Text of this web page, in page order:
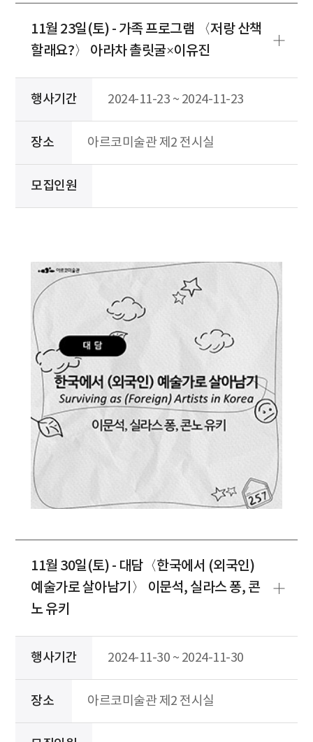
11월 23일(토) - 가족 프로그램 〈저랑 산책
할래요?〉 아라차 촐릿굴×이유진
행사기간 2024-11-23 ~ 2024-11-23
장소 아르코미술관 제2 전시실
모집인원
11월 30일(토) - 대담〈한국에서 (외국인)
예술가로 살아남기〉 이문석, 실라스 퐁, 콘
노 유키
행사기간 2024-11-30 ~ 2024-11-30
장소 아르코미술관 제2 전시실